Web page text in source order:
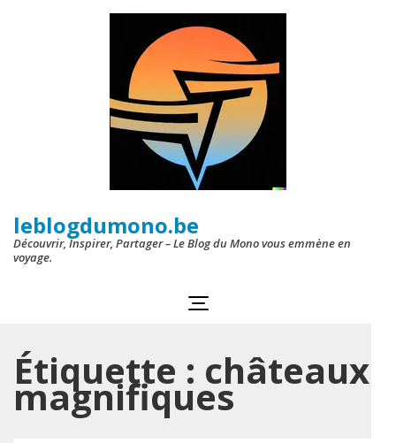
leblogdumono.be
Découvrir, Inspirer, Partager – Le Blog du Mono vous emmène en
voyage.
Étiquette : châteaux
magnifiques